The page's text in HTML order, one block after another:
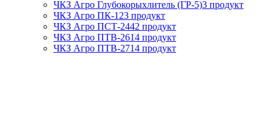
ЧКЗ Агро Глубокорыхлитель (ГР-5)3 продукт
ЧКЗ Агро ПК-123 продукт
ЧКЗ Агро ПСТ-2442 продукт
ЧКЗ Агро ПТВ-2614 продукт
ЧКЗ Агро ПТВ-2714 продукт